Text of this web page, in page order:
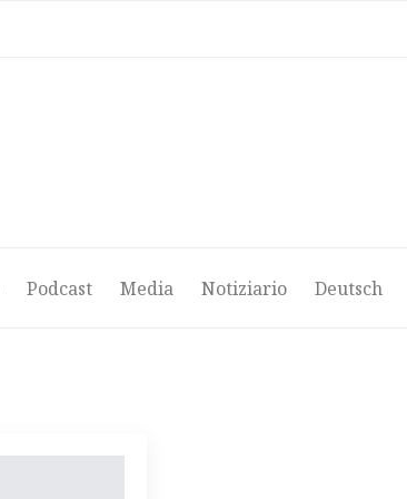
Podcast Media Notiziario Deutsch